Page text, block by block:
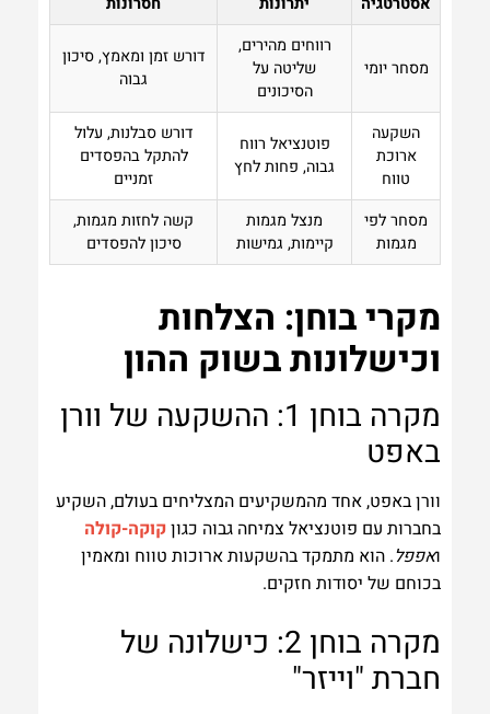
מסחר יומי
רווחים מהירים,
שליטה על
הסיכונים
דורש זמן ומאמץ, סיכון
גבוה
השקעה
ארוכת
טווח
פוטנציאל רווח
גבוה, פחות לחץ
דורש סבלנות, עלול
להתקל בהפסדים
זמניים
מסחר לפי
מגמות
מנצל מגמות
קיימות, גמישות
קשה לחזות מגמות,
סיכון להפסדים
מקרי בוחן: הצלחות
וכישלונות בשוק ההון
מקרה בוחן 1: ההשקעה של וורן
באפט
וורן באפט, אחד מהמשקיעים המצליחים בעולם, השקיע
בחברות עם פוטנציאל צמיחה גבוה כגוןקוקה-קולה
ואפפל. הוא מתמקד בהשקעות ארוכות טווח ומאמין
בכוחם של יסודות חזקים.
מקרה בוחן 2: כישלונה של
חברת "וייזר"